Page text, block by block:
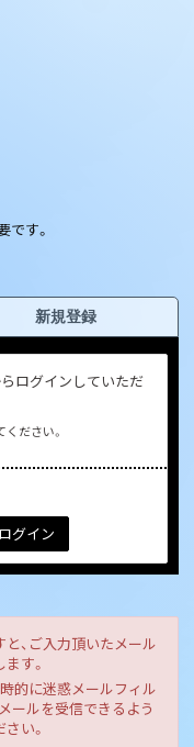
です。
新規登録
ログインしていただ
ださい。
グイン
、ご入力頂いたメール
す。
的に迷惑メールフィル
ールを受信できるよう
い。